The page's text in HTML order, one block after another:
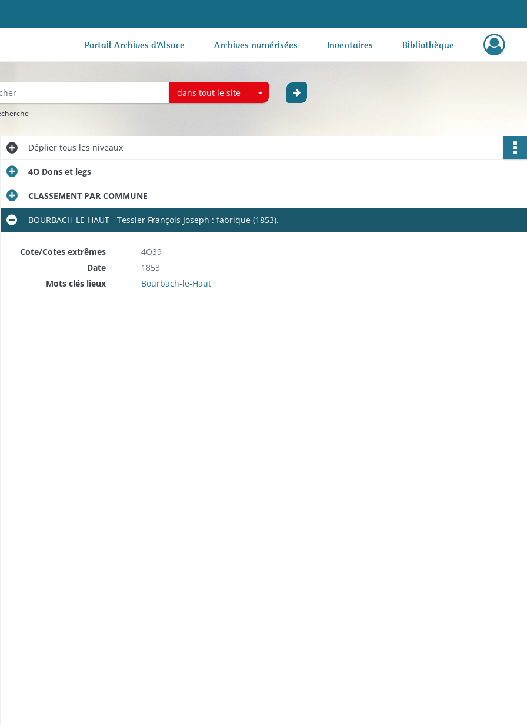
Portail Archives d'Alsace Archives numérisées Inventaires Bibliothèque
dans tout le site
Dépliertous les niveaux
4O Dons et legs
CLASSEMENT PAR COMMUNE
BOURBACH-LE-HAUT - Tessier François Joseph : fabrique (1853).
Cote/Cotes extrêmes
4O39
Date
1853
Mots clés lieux
Bourbach-le-Haut